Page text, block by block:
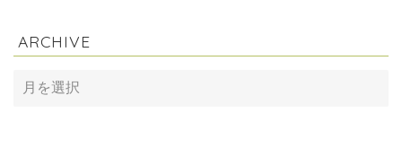
ARCHIVE
ARCHIVE